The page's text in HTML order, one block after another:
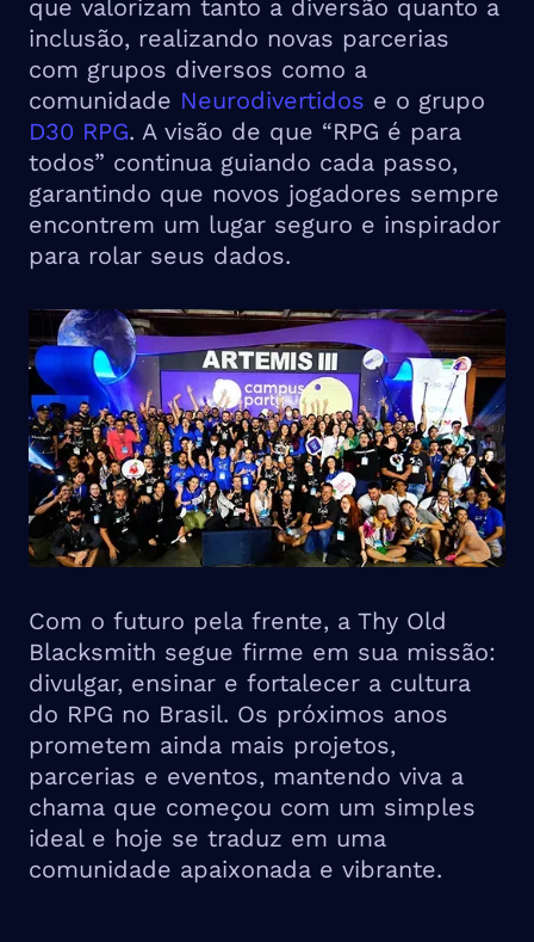
que valorizam tanto a diversão quanto a
inclusão, realizando novas parcerias
com grupos diversos como a
comunidade Neurodivertidos e o grupo
D30 RPG. A visão de que “RPG é para
todos” continua guiando cada passo,
garantindo que novos jogadores sempre
encontrem um lugar seguro e inspirador
para rolar seus dados.
Com o futuro pela frente, a Thy Old
Blacksmith segue firme em sua missão:
divulgar, ensinar e fortalecer a cultura
do RPG no Brasil. Os próximos anos
prometem ainda mais projetos,
parcerias e eventos, mantendo viva a
chama que começou com um simples
ideal e hoje se traduz em uma
comunidade apaixonada e vibrante.